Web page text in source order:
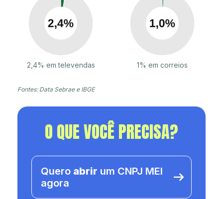
2,4% em televendas 1% em correios
Fontes: Data Sebrae e IBGE
O QUE VOCÊ PRECISA?
Quero abrir um CNPJ MEI
agora